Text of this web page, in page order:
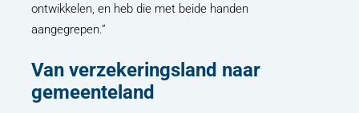
ontwikkelen, en heb die met beide handen
aangegrepen.”
Van verzekeringsland naar
gemeenteland